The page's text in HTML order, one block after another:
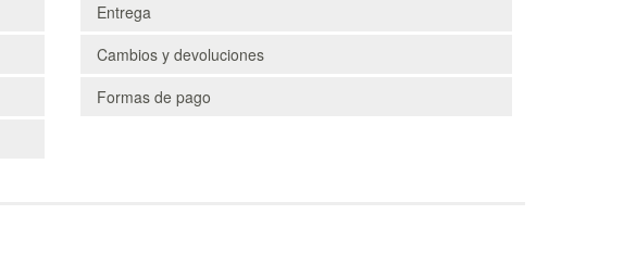
Entrega
Cambios y devoluciones
Formas de pago